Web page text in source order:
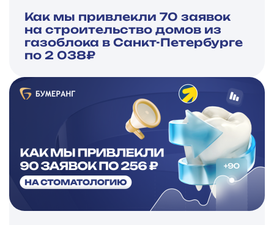
Как мы привлекли 70 заявок
на строительство домов из
газоблока в Санкт-Петербурге
по 2 038₽